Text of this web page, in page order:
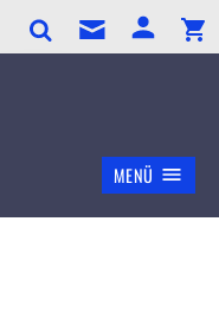
MENÜ